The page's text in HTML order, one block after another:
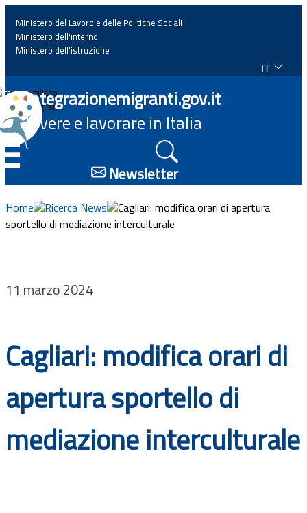
Home
News
Approfondimenti
Eventi
Progetti
Bandi
Guide
Ministero del Lavoro e delle Politiche Sociali
Ministero dell'interno
Ministero dell'istruzione
IT
Italiano
English
Integrazionemigranti.gov.it
Vivere e lavorare in Italia
Newsletter
Home Ricerca News
Cagliari: modifica orari di apertura
sportello di mediazione interculturale
11 marzo 2024
Cagliari: modifica orari di
apertura sportello di
mediazione interculturale